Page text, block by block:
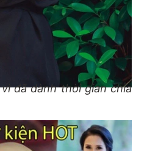
đã dành thời gian chia